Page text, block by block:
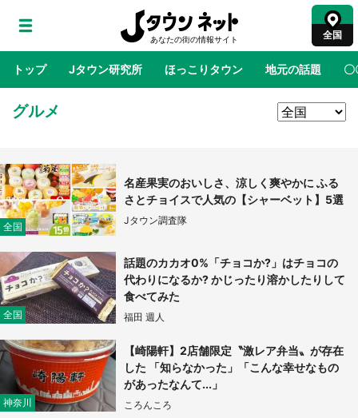
全国
トップ Jタウン研究所 ほっこりタウン 地元の話題 〇
地域×二次元 物語がはじ
ラプラス・ダークネスが栃木県を征服！？ 県
公式プロモ動画で「聖地」が生産されてます
【7／31～1／31】
『薬屋のひとりごと』の〝舞〟の世界に入り込
む 六本木ヒルズ展望台でコラボ、本邦初公開
の「猫猫像」も【8／1～10／26】
日向翔陽＆影山飛雄が笹かまを食べる！ アニ
メ『ハイキュー！！』×老舗「鐘崎」コラボで
限定グッズも【8／1～31】
『小林さんちのメイドラゴン』と舞台のモデ
ル・越谷がコラボ 田んぼアートの見頃にあわ
グルメ
全国
名産果実のおいしさ、涼しく爽やかに ふる
さとチョイスで人気の【シャーベット】5選
Jタウン調査隊
全国
話題のカカオ0%「チョコか?」はチョコの
代わりになるか? かじったり溶かしたりして
食べてみた
福田 週人
神奈川
【崎陽軒】2店舗限定〝激レア弁当〟が存在
した 「知らなかった」「こんな幸せなもの
があったなんて...」
ころんころ